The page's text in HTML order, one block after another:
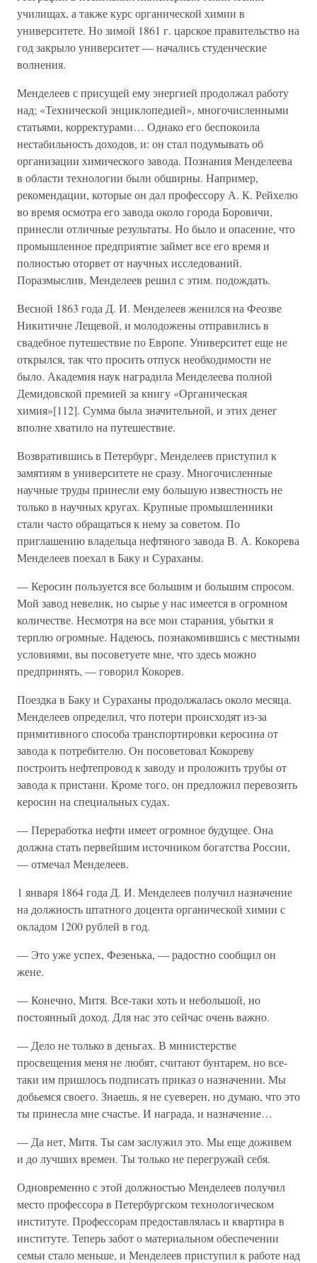
училищах, а также курс органической химии в
университете. Но зимой 1861 г. царское правительство на
год закрыло университет — начались студенческие
волнения.
Менделеев с присущей ему энергией продолжал работу
над; «Технической энциклопедией», многочисленными
статьями, корректурами… Однако его беспокоила
нестабильность доходов, и: он стал подумывать об
организации химического завода. Познания Менделеева
в области технологии были обширны. Например,
рекомендации, которые он дал профессору А. К. Рейхелю
во время осмотра его завода около города Боровичи,
принесли отличные результаты. Но было и опасение, что
промышленное предприятие займет все его время и
полностью оторвет от научных исследований.
Поразмыслив, Менделеев решил с этим. подождать.
Весной 1863 года Д. И. Менделеев женился на Феозве
Никитичне Лещевой, и молодожены отправились в
свадебное путешествие по Европе. Университет еще не
открылся, так что просить отпуск необходимости не
было. Академия наук наградила Менделеева полной
Демидовской премией за книгу «Органическая
химия»[112]. Сумма была значительной, и этих денег
вполне хватило на путешествие.
Возвратившись в Петербург, Менделеев приступил к
замятиям в университете не сразу. Многочисленные
научные труды принесли ему большую известность не
только в научных кругах. Крупные промышленники
стали часто обращаться к нему за советом. По
приглашению владельца нефтяного завода В. А. Кокорева
Менделеев поехал в Баку и Сураханы.
— Керосин пользуется все большим и большим спросом.
Мой завод невелик, но сырье у нас имеется в огромном
количестве. Несмотря на все мои старания, убытки я
терплю огромные. Надеюсь, познакомившись с местными
условиями, вы посоветуете мне, что здесь можно
предпринять, — говорил Кокорев.
Поездка в Баку и Сураханы продолжалась около месяца.
Менделеев определил, что потери происходят из-за
примитивного способа транспортировки керосина от
завода к потребителю. Он посоветовал Кокореву
построить нефтепровод к заводу и проложить трубы от
завода к пристани. Кроме того, он предложил перевозить
керосин на специальных судах.
— Переработка нефти имеет огромное будущее. Она
должна стать первейшим источником богатства России,
— отмечал Менделеев.
1 января 1864 года Д. И. Менделеев получил назначение
на должность штатного доцента органической химии с
окладом 1200 рублей в год.
— Это уже успех, Фезенька, — радостно сообщил он
жене.
— Конечно, Митя. Все-таки хоть и небольшой, но
постоянный доход. Для нас это сейчас очень важно.
— Дело не только в деньгах. В министерстве
просвещения меня не любят, считают бунтарем, но все-
таки им пришлось подписать приказ о назначении. Мы
добьемся своего. Знаешь, я не суеверен, но думаю, что это
ты принесла мне счастье. И награда, и назначение…
— Да нет, Митя. Ты сам заслужил это. Мы еще доживем
и до лучших времен. Ты только не перегружай себя.
Одновременно с этой должностью Менделеев получил
место профессора в Петербургском технологическом
институте. Профессорам предоставлялась и квартира в
институте. Теперь забот о материальном обеспечении
семьи стало меньше, и Менделеев приступил к работе над